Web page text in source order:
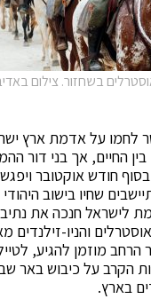
בשחזור. צילום
החיים, אך בני דור
חודש אוקטובר
שחיו בישוב
לישראל חנכה את
והניו-זילנדים
הרחב מוזמן להגיע,
הקרב על כיבוש באר
בארץ.